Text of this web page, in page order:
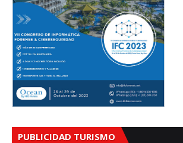
PUBLICIDAD TURISMO